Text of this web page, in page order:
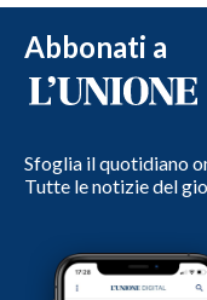
Abbonati a
Sfoglia il quotidiano
Tutte le notizie del